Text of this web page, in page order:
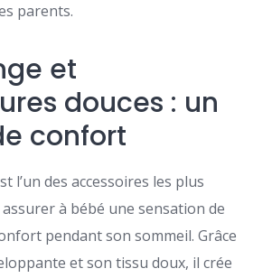
parents.
et
douces : un
confort
l’un des accessoires les plus
à bébé une sensation de
pendant son sommeil. Grâce
et son tissu doux, il crée